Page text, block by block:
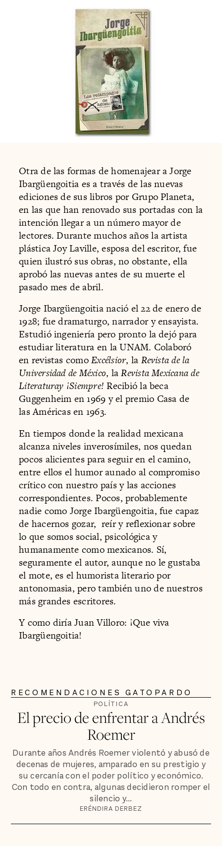
Otra de las formas de homenajear a Jorge
Ibargüengoitia es a través de las nuevas
ediciones de sus libros por Grupo Planeta,
en las que han renovado sus portadas con la
intención llegar a un número mayor de
lectores. Durante muchos años la artista
plástica Joy Laville, esposa del escritor, fue
quien ilustró sus obras, no obstante, ella
aprobó las nuevas antes de su muerte el
pasado mes de abril.
Jorge Ibargüengoitia nació el 22 de enero de
1928; fue dramaturgo, narrador y ensayista.
Estudió ingeniería pero pronto la dejó para
estudiar literatura en la UNAM. Colaboró
en revistas comoExcélsior, la Revista de la
Universidad de México, laRevista Mexicana de
Literaturay ¡Siempre! Recibió la beca
Guggenheim en 1969 y el premio Casa de
las Américas en 1963.
En tiempos donde la realidad mexicana
alcanza niveles inverosímiles, nos quedan
pocos alicientes para seguir en el camino,
entre ellos el humor aunado al compromiso
crítico con nuestro país y las acciones
correspondientes. Pocos, probablemente
nadie como Jorge Ibargüengoitia, fue capaz
de hacernos gozar, reír y reflexionar sobre
lo que somos social, psicológica y
humanamente como mexicanos. Sí,
seguramente el autor, aunque no le gustaba
el mote, es el humorista literario por
antonomasia, pero también uno de nuestros
más grandes escritores.
Y como diría Juan Villoro: ¡Que viva
Ibargüengoitia!
RECOMENDACIONES GATOPARDO
POLÍTICA
El precio de enfrentar a Andrés
Roemer
Durante años Andrés Roemer violentó y abusó de
decenas de mujeres, amparado en su prestigio y
su cercanía con el poder político y económico.
Con todo en contra, algunas decidieron romper el
silencio y...
ERÉNDIRA DERBEZ